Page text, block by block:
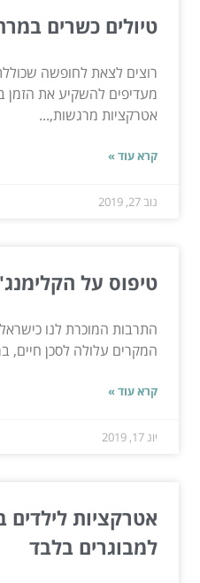
טיולים כשרים
רוצים לצאת לחופשה
מעדיפים להשקיע את הזמן
אטרקציות מרגשות,...
קרא עוד »
נוב 27, 2019
טיפוס על
התרבות המוכרת לנו
המקרים עלולה לסכן חיים,
קרא עוד »
יונ 17, 2019
אטרקציות
למבוגרים בלבד